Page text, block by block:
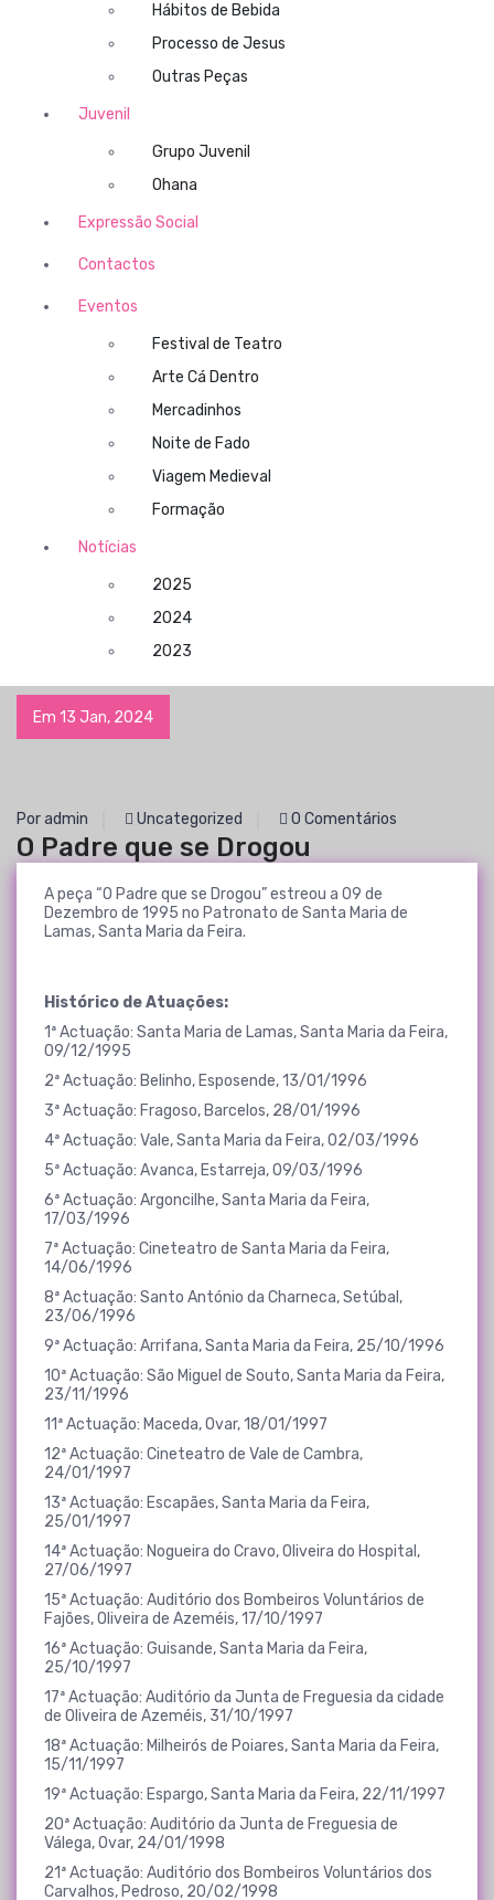
Hábitos de Bebida
Processo de Jesus
Outras Peças
Juvenil
Grupo Juvenil
Ohana
Expressão Social
Contactos
Eventos
Festival de Teatro
Arte Cá Dentro
Mercadinhos
Noite de Fado
Viagem Medieval
Formação
Notícias
2025
2024
2023
Em 13 Jan, 2024
Por admin Uncategorized 0 Comentários
O Padre que se Drogou
A peça “O Padre que se Drogou” estreou a 09 de
Dezembro de 1995 no Patronato de Santa Maria de
Lamas, Santa Maria da Feira.
Histórico de Atuações:
1ª Actuação: Santa Maria de Lamas, Santa Maria da Feira,
09/12/1995
2ª Actuação: Belinho, Esposende, 13/01/1996
3ª Actuação: Fragoso, Barcelos, 28/01/1996
4ª Actuação: Vale, Santa Maria da Feira, 02/03/1996
5ª Actuação: Avanca, Estarreja, 09/03/1996
6ª Actuação: Argoncilhe, Santa Maria da Feira,
17/03/1996
7ª Actuação: Cineteatro de Santa Maria da Feira,
14/06/1996
8ª Actuação: Santo António da Charneca, Setúbal,
23/06/1996
9ª Actuação: Arrifana, Santa Maria da Feira, 25/10/1996
10ª Actuação: São Miguel de Souto, Santa Maria da Feira,
23/11/1996
11ª Actuação: Maceda, Ovar, 18/01/1997
12ª Actuação: Cineteatro de Vale de Cambra,
24/01/1997
13ª Actuação: Escapães, Santa Maria da Feira,
25/01/1997
14ª Actuação: Nogueira do Cravo, Oliveira do Hospital,
27/06/1997
15ª Actuação: Auditório dos Bombeiros Voluntários de
Fajões, Oliveira de Azeméis, 17/10/1997
16ª Actuação: Guisande, Santa Maria da Feira,
25/10/1997
17ª Actuação: Auditório da Junta de Freguesia da cidade
de Oliveira de Azeméis, 31/10/1997
18ª Actuação: Milheirós de Poiares, Santa Maria da Feira,
15/11/1997
19ª Actuação: Espargo, Santa Maria da Feira, 22/11/1997
20ª Actuação: Auditório da Junta de Freguesia de
Válega, Ovar, 24/01/1998
21ª Actuação: Auditório dos Bombeiros Voluntários dos
Carvalhos, Pedroso, 20/02/1998